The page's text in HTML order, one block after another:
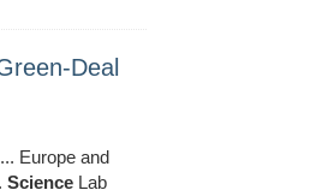
Deal
... Europe and
Science Lab